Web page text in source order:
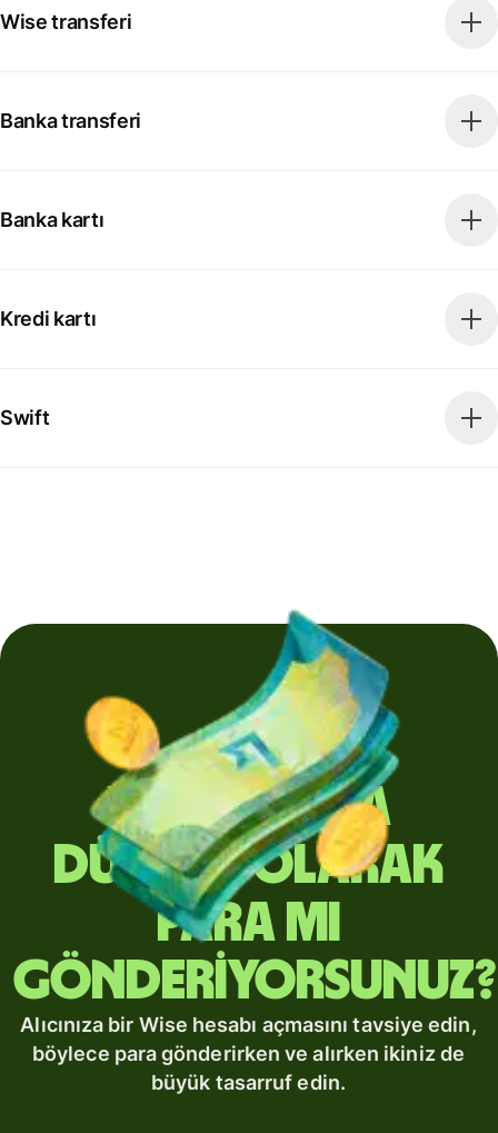
Wise transferi
Banka transferi
Banka kartı
Kredi kartı
Swift
Yurt dışına
düzenli olarak
para mı
gönderiyorsunuz?
Alıcınıza bir Wise hesabı açmasını tavsiye edin,
böylece para gönderirken ve alırken ikiniz de
büyük tasarruf edin.